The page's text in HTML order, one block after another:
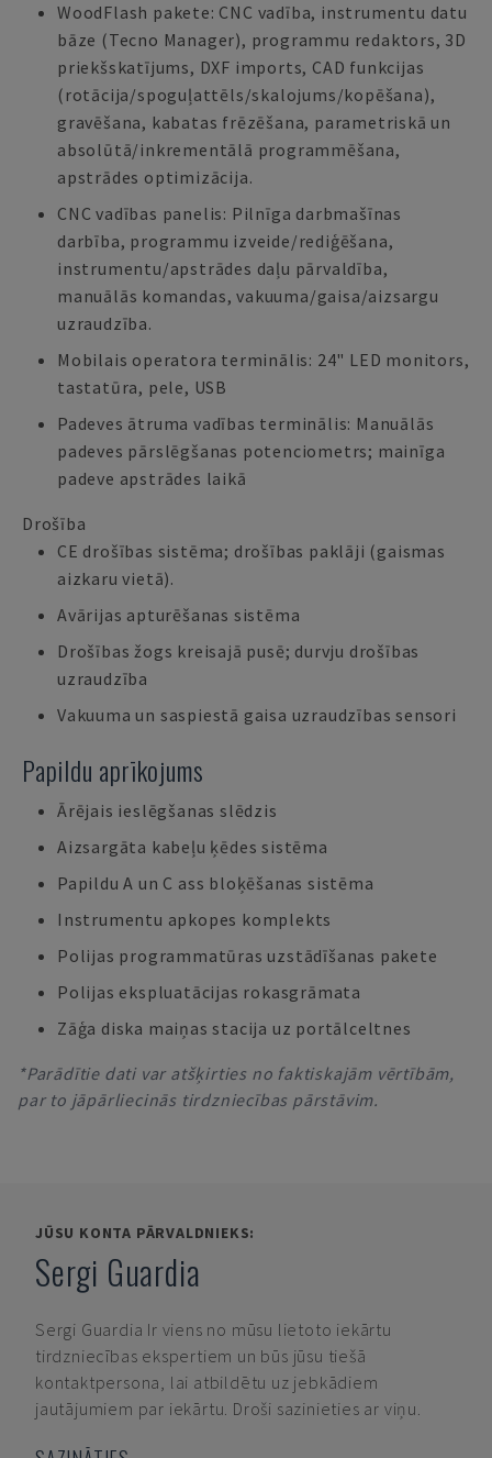
WoodFlash pakete: CNC vadība, instrumentu datu
bāze (Tecno Manager), programmu redaktors, 3D
priekšskatījums, DXF imports, CAD funkcijas
(rotācija/spoguļattēls/skalojums/kopēšana),
gravēšana, kabatas frēzēšana, parametriskā un
absolūtā/inkrementālā programmēšana,
apstrādes optimizācija.
CNC vadības panelis: Pilnīga darbmašīnas
darbība, programmu izveide/rediģēšana,
instrumentu/apstrādes daļu pārvaldība,
manuālās komandas, vakuuma/gaisa/aizsargu
uzraudzība.
Mobilais operatora terminālis: 24" LED monitors,
tastatūra, pele, USB
Padeves ātruma vadības terminālis: Manuālās
padeves pārslēgšanas potenciometrs; mainīga
padeve apstrādes laikā
Drošība
CE drošības sistēma; drošības paklāji (gaismas
aizkaru vietā).
Avārijas apturēšanas sistēma
Drošības žogs kreisajā pusē; durvju drošības
uzraudzība
Vakuuma un saspiestā gaisa uzraudzības sensori
Papildu aprīkojums
Ārējais ieslēgšanas slēdzis
Aizsargāta kabeļu ķēdes sistēma
Papildu A un C ass bloķēšanas sistēma
Instrumentu apkopes komplekts
Polijas programmatūras uzstādīšanas pakete
Polijas ekspluatācijas rokasgrāmata
Zāģa diska maiņas stacija uz portālceltnes
*Parādītie dati var atšķirties no faktiskajām vērtībām,
par to jāpārliecinās tirdzniecības pārstāvim.
JŪSU KONTA PĀRVALDNIEKS:
Sergi Guardia
Sergi Guardia Ir viens no mūsu lietoto iekārtu
tirdzniecības ekspertiem un būs jūsu tiešā
kontaktpersona, lai atbildētu uz jebkādiem
jautājumiem par iekārtu. Droši sazinieties ar viņu.